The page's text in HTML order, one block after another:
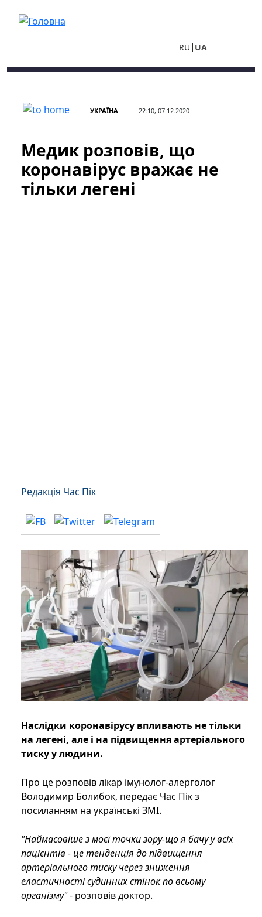
RU UA
УКРАЇНА 22:10, 07.12.2020
Медик розповів, що
коронавірус вражає не
тільки легені
Редакція Час Пік
Наслідки коронавірусу впливають не тільки
на легені, але і на підвищення артеріального
тиску у людини.
Про це розповів лікар імунолог-алерголог
Володимир Болибок, передає Час Пік з
посиланням на українські ЗМІ.
"Наймасовіше з моєї точки зору-що я бачу у всіх
пацієнтів - це тенденція до підвищення
артеріального тиску через зниження
еластичності судинних стінок по всьому
організму"- розповів доктор.